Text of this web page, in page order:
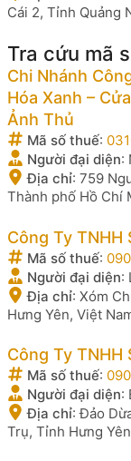
Cái 2, Tỉnh Quảng
Tra cứu mã
Chi Nhánh
Hóa Xanh –
Ảnh Thủ
Mã số thuế:
Người đại diện:
Địa chỉ: 759
Thành phố Hồ Chí
Công Ty TNHH
Mã số thuế:
Người đại diện:
Địa chỉ: Xóm
Hưng Yên, Việt
Công Ty TNHH
Mã số thuế:
Người đại diện:
Địa chỉ:Đảo
Trụ, Tỉnh Hưng